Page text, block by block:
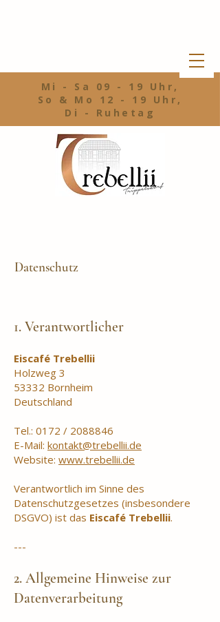
Mi - Sa 09 - 19 Uhr,
So & Mo 12 - 19 Uhr,
Di - Ruhetag
Datenschutz
1. Verantwortlicher
Eiscafé Trebellii
Holzweg 3
53332 Bornheim
Deutschland
Tel.: 0172 / 2088846
E-Mail: kontakt@trebellii.de
Website: www.trebellii.de
Verantwortlich im Sinne des
Datenschutzgesetzes (insbesondere
DSGVO) ist das Eiscafé Trebellii.
---
2. Allgemeine Hinweise zur
Datenverarbeitung